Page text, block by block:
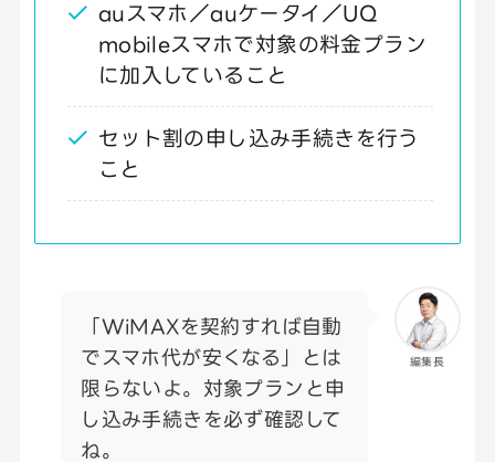
auスマホ／auケータイ／UQ
mobileスマホで対象の料金プラン
に加入していること
セット割の申し込み手続きを行う
こと
編集長
「WiMAXを契約すれば自動
でスマホ代が安くなる」とは
限らないよ。対象プランと申
し込み手続きを必ず確認して
ね。